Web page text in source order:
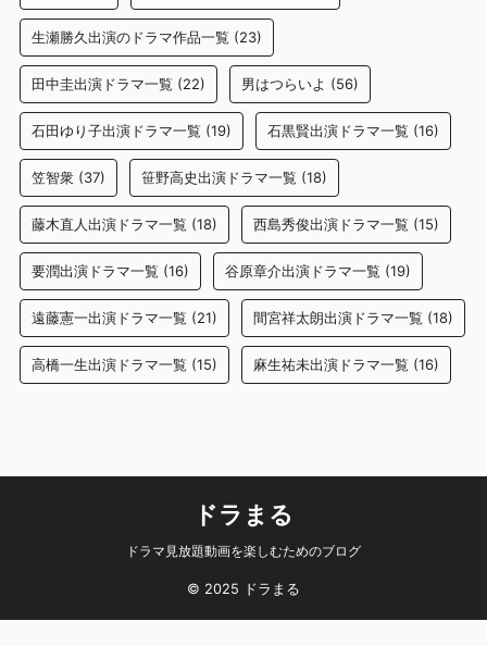
生瀬勝久出演のドラマ作品一覧 (23)
田中圭出演ドラマ一覧 (22) 男はつらいよ (56)
石田ゆり子出演ドラマ一覧 (19) 石黒賢出演ドラマ一覧 (16)
笠智衆 (37) 笹野高史出演ドラマ一覧 (18)
藤木直人出演ドラマ一覧 (18) 西島秀俊出演ドラマ一覧 (15)
要潤出演ドラマ一覧 (16) 谷原章介出演ドラマ一覧 (19)
遠藤憲一出演ドラマ一覧 (21) 間宮祥太朗出演ドラマ一覧 (18)
高橋一生出演ドラマ一覧 (15) 麻生祐未出演ドラマ一覧 (16)
ドラまる
ドラマ見放題動画を楽しむためのブログ
© 2025 ドラまる